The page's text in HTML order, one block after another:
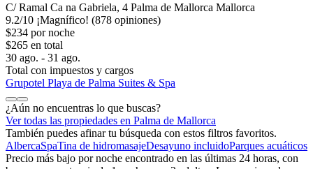
C/ Ramal Ca na Gabriela, 4 Palma de Mallorca Mallorca
9.2/10 ¡Magnífico! (878 opiniones)
$234 por noche
$265 en total
30 ago. - 31 ago.
Total con impuestos y cargos
Grupotel Playa de Palma Suites & Spa
¿Aún no encuentras lo que buscas?
Ver todas las propiedades en Palma de Mallorca
También puedes afinar tu búsqueda con estos filtros favoritos.
AlbercaSpaTina de hidromasajeDesayuno incluidoParques acuáticos
Precio más bajo por noche encontrado en las últimas 24 horas, con